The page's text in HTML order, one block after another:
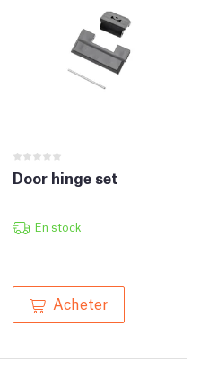
Door hinge set
En stock
Acheter